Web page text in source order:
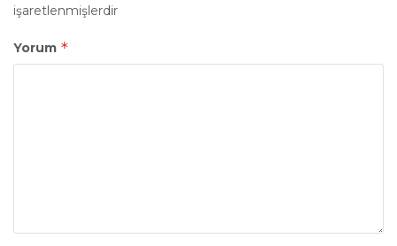
işaretlenmişlerdir
Yorum *